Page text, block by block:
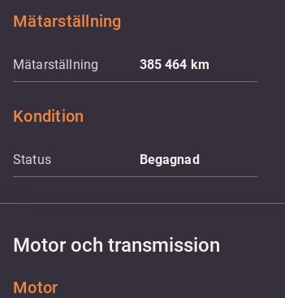
Mätarställning
Mätarställning 385 464 km
Kondition
Status Begagnad
Motor och transmission
Motor